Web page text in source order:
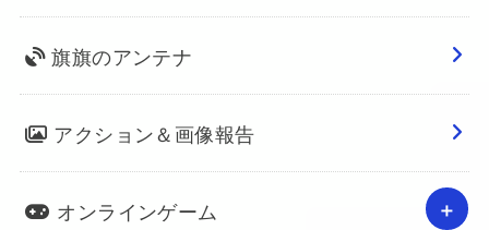
旗旗のアンテナ
アクション＆画像報告
オンラインゲーム